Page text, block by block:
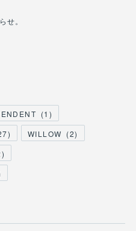
せ。
(1 )
) WILLOW (2)
)